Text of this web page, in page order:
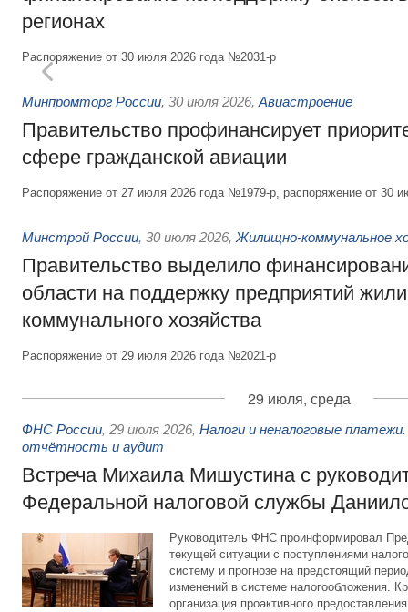
регионах
Распоряжение от 30 июля 2026 года №2031-р
Минпромторг России, 30 июля 2026, Авиастроение
Правительство профинансирует
сфере гражданской авиации
Распоряжение от 27 июля 2026 года №1979-р, распоряжение от 30
Минстрой России, 30 июля 2026, Жилищно-коммунальное
Правительство выделило
области на поддержку предприятий
коммунального хозяйства
Распоряжение от 29 июля 2026 года №2021-р
29 июля, среда
ФНС России, 29 июля 2026, Налоги и неналоговые
отчётность и аудит
Встреча Михаила Мишустина с
Федеральной налоговой службы
Руководитель ФНС проинформировал
текущей ситуации с поступлениями
систему и прогнозе на предстоящий
изменений в системе налогообложения.
организация проактивного